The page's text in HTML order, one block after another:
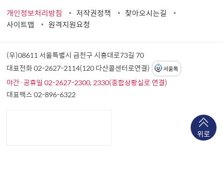
개인정보처리방침 저작권정책
찾아오시는길
사이트맵
원격지원요청
위로
(우)08611 서울특별시 금천구 시흥대로73길 70
대표전화 02-2627-2114(120 다산콜센터로연결)
서울톡
야간·공휴일 02-2627-2300, 2330(종합상황실로 연결)
대표팩스 02-896-6322